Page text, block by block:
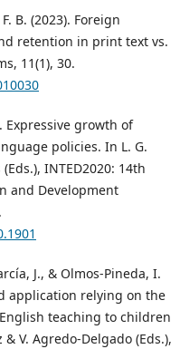
B. (2023). Foreign
retention in print text vs.
11(1), 30.
Expressive growth of
policies. In L. G.
INTED2020: 14th
and Development
J., & Olmos-Pineda, I.
application relying on the
teaching to children
V. Agredo-Delgado (Eds.),